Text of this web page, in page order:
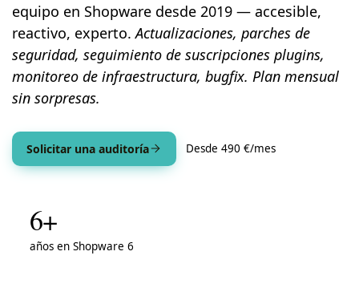
equipo en Shopware desde 2019 — accesible,
reactivo, experto.Actualizaciones, parches de
seguridad, seguimiento de suscripciones plugins,
monitoreo de infraestructura, bugfix. Plan mensual
sin sorpresas.
Solicitar una auditoría Desde 490 €/mes
6+
años en Shopware 6